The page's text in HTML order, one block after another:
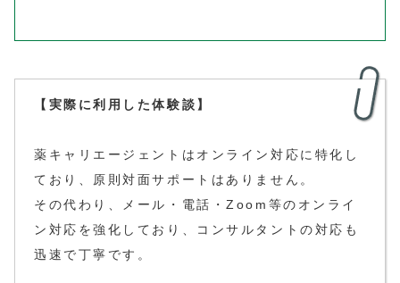
【実際に利用した体験談】
薬キャリエージェントはオンライン対応に特化し
ており、原則対面サポートはありません。
その代わり、メール・電話・Zoom等のオンライ
ン対応を強化しており、コンサルタントの対応も
迅速で丁寧です。